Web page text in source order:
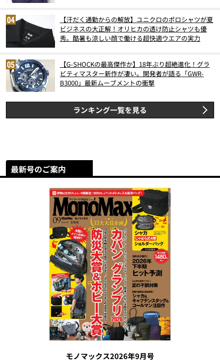
【汗だく通勤からの解放】ユニクロのポロシャツが夏
ビジネスの大正解！オリヒカの透け防止シャツも優
秀。酷暑も涼しい顔で働ける超快適ウエアの実力
【G-SHOCKの最高傑作か】18年ぶり超絶進化！グラ
ビティマスター新作が凄い。開発者が語る「GWR-
B3000」最新ムーブメントの衝撃
ランキング一覧を見る
最新号のご案内
モノマックス2026年9月号